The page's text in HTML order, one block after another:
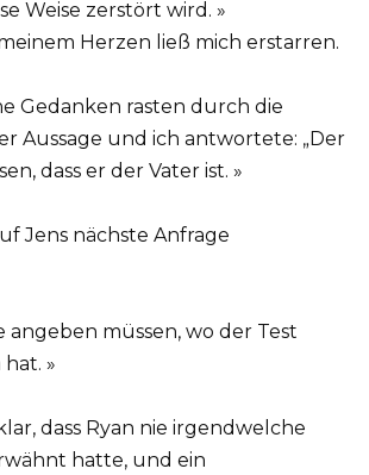
Weise zerstört wird. »
Herzen ließ mich erstarren.
Gedanken rasten durch die
Aussage und ich antwortete: „Der
dass er der Vater ist. »
Jens nächste Anfrage
angeben müssen, wo der Test
»
dass Ryan nie irgendwelche
hatte, und ein